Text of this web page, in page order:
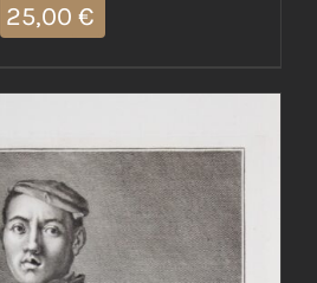
25,00 €